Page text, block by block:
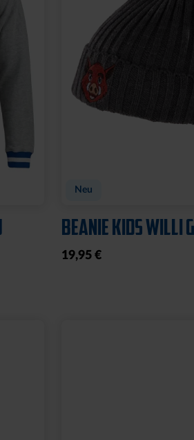
Neu
BEANIE KIDS WILLI
19,95 €